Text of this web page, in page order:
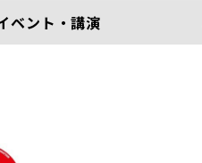
ベント・講演